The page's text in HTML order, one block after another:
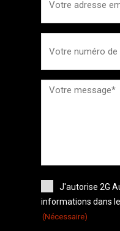
J'autorise 2G
informations dans
(Nécessaire)